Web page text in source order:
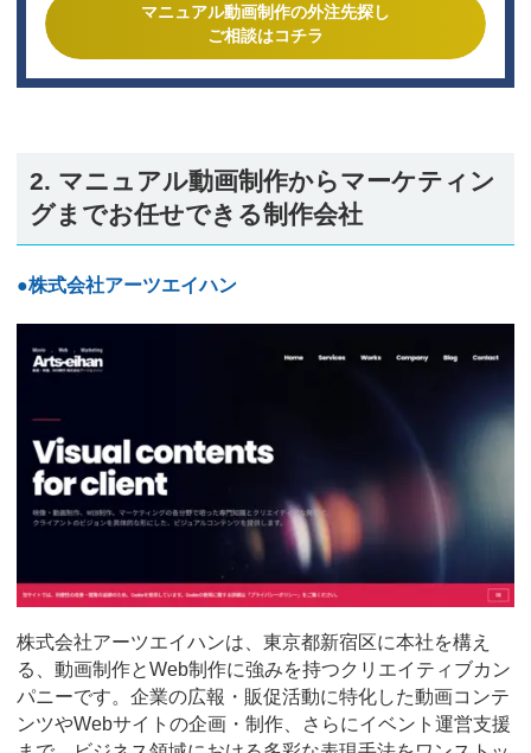
マニュアル動画制作の外注先探し
ご相談はコチラ
2. マニュアル動画制作からマーケティン
グまでお任せできる制作会社
●株式会社アーツエイハン
株式会社アーツエイハンは、東京都新宿区に本社を構え
る、動画制作とWeb制作に強みを持つクリエイティブカン
パニーです。企業の広報・販促活動に特化した動画コンテ
ンツやWebサイトの企画・制作、さらにイベント運営支援